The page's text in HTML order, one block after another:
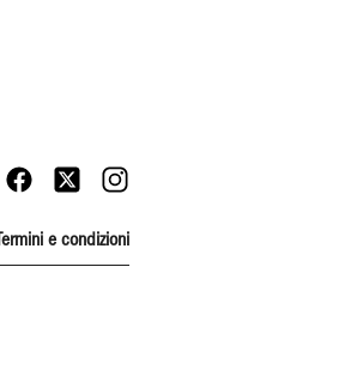
Termini e condizioni